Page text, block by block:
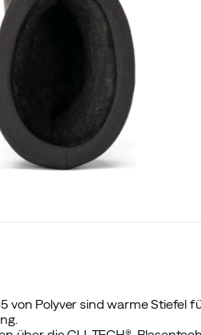
von Polyver sind warme Stiefel